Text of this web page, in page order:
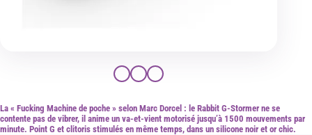
La « Fucking Machine de poche » selon Marc Dorcel : le Rabbit G-Stormer ne se
contente pas de vibrer, il anime un va-et-vient motorisé jusqu’à 1500 mouvements par
minute. Point G et clitoris stimulés en même temps, dans un silicone noir et or chic.